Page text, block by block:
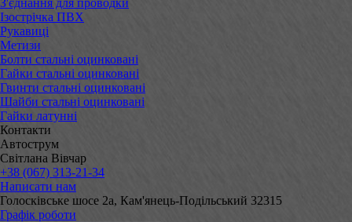
Ізострічка ПВХ
Рукавиці
Метизи
Болти стальні оцинковані
Гайки стальні оцинковані
Гвинти стальні оцинковані
Шайби стальні оцинковані
Гайки латунні
Контакти
Автострум
Світлана Вівчар
+38 (067) 313-21-34
Написати нам
Голосківське шосе 2а, Кам'янець-Подільський 32315
Графік роботи